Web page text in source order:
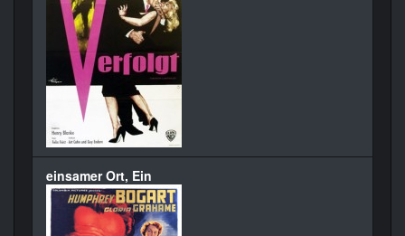
einsamer Ort, Ein